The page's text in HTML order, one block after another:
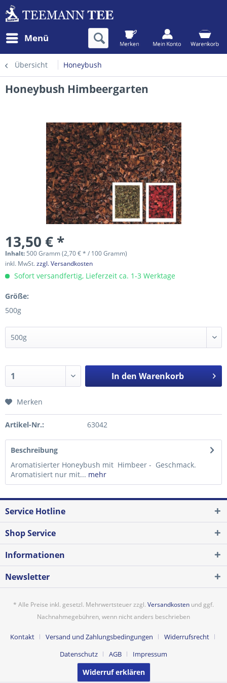
Menü
Übersicht Honeybush
Honeybush Himbeergarten
13,50 € *
Inhalt: 500 Gramm (2,70 € * / 100 Gramm)
inkl. MwSt.zzgl. Versandkosten
Sofort versandfertig, Lieferzeit ca. 1-3 Werktage
Größe:
500g
In den Warenkorb
Merken
Artikel-Nr.: 63042
Beschreibung
Aromatisierter Honeybush mit Himbeer - Geschmack.
Aromatisiert nur mit... mehr
Service Hotline
Shop Service
Informationen
Newsletter
* Alle Preise inkl. gesetzl. Mehrwertsteuer zzgl. Versandkosten und ggf.
Nachnahmegebühren, wenn nicht anders beschrieben
Kontakt Versand und Zahlungsbedingungen
Widerrufsrecht
Datenschutz
AGB Impressum
Widerruf erklären